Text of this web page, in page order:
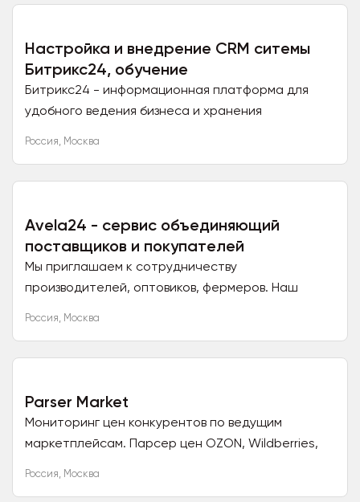
Настройка и внедрение CRM ситемы
Битрикс24, обучение
Битрикс24 - информационная платформа для
удобного ведения бизнеса и хранения
Россия, Москва
Avela24 - сервис объединяющий
поставщиков и покупателей
Мы приглашаем к сотрудничеству
производителей, оптовиков, фермеров. Наш
Россия, Москва
Parser Market
Мониторинг цен конкурентов по ведущим
маркетплейсам. Парсер цен OZON, Wildberries,
Россия, Москва